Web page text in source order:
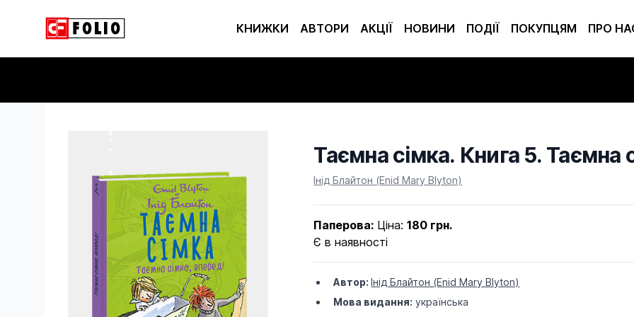
КНИЖКИ АВТОРИ АКЦІЇ НОВИНИ ПОДІЇ ПОКУПЦЯМ ПРО
Таємна сімка. Книга 5. Таємна
Product information
Інід Блайтон (Enid Mary Blyton)
Паперова: Ціна:180 грн.
Є в наявності
Автор:Інід Блайтон (Enid Mary Blyton)
Мова видання: українська